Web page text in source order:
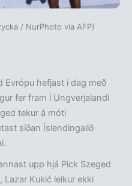
/ NurPhoto via AFP)
Evrópu hefjast í dag með
fer fram í Ungverjalandi
tekur á móti
síðan Íslendingalið
upp hjá Pick Szeged
Kukić leikur ekki